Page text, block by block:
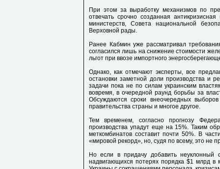
При этом за выработку механизмов по
отвечать срочно созданная
министерств, Совета национальной
Верховной рады.
Ранее Кабмин уже рассматривал
согласился лишь на снижение стоимости
льгот при ввозе импортного
Однако, как отмечают эксперты, все
остановки заметной доли производства и
задачи пока не по силам украинским
вовремя, в очередной раунд борьбы за
Обсуждаются сроки внеочередных
правительства страны и многое другое.
Тем временем, согласно прогнозу
производства упадут еще на 15%. Таким
меткомбинатов составит почти 50%. В
«мировой рекорд», но, судя по всему, это не
Но если в придачу добавить
надвигающихся потерях порядка $1 млрд в